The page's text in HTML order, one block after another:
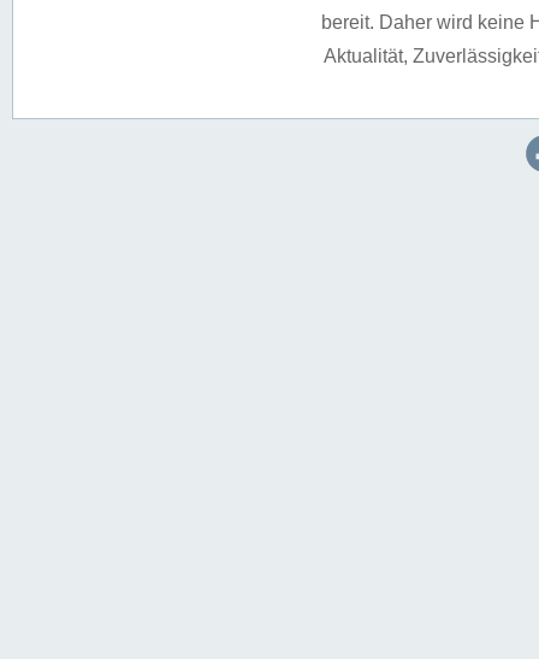
bereit. Daher wird keine
Aktualität,